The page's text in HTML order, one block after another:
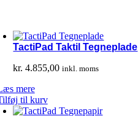
TactiPad Taktil Tegneplade
kr. 4.855,00 inkl. moms
mere
til kurv